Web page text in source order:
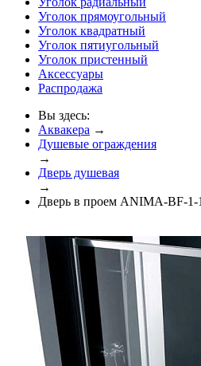
Уголок прямоугольный
Уголок квадратный
Уголок пятиугольный
Уголок пристенный
Аксессуары
Распродажа
Вы здесь:
Аквакера →
Душевые ограждения
→
Дверь душевая
→
Дверь в проем ANIMA-BF-